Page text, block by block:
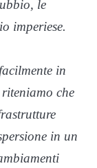
le
imperiese.
in
che
in un